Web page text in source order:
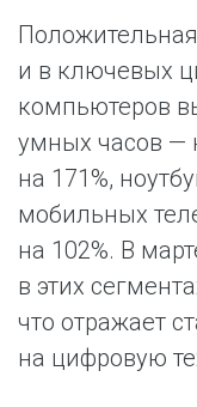
и в ключевых
компьютеров
умных часов —
на 171%,
мобильных
на 102%. В
в этих
что отражает
на цифровую